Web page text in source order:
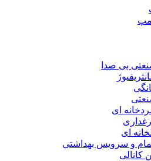
بی صدا
ای
ای
و سرویس بهداشتی
کانالی